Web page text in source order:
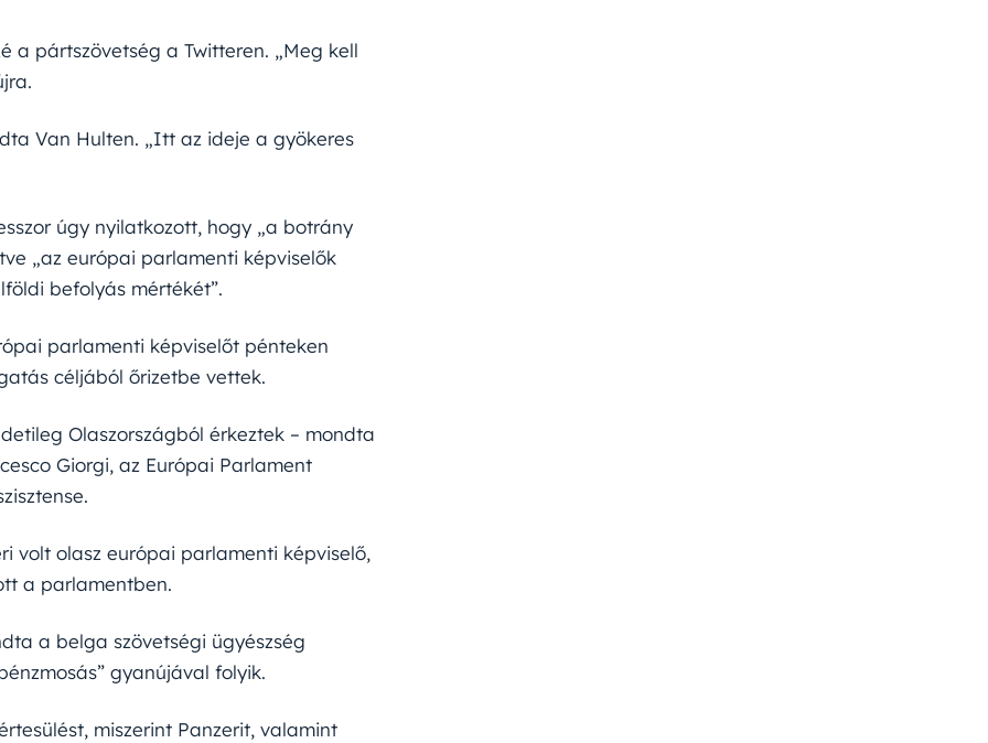
a pártszövetség a Twitteren. „Meg kell
Van Hulten. „Itt az ideje a gyökeres
úgy nyilatkozott, hogy „a botrány
„az európai parlamenti képviselők
befolyás mértékét”.
parlamenti képviselőt pénteken
céljából őrizetbe vettek.
Olaszországból érkeztek – mondta
Giorgi, az Európai Parlament
volt olasz európai parlamenti képviselő,
a parlamentben.
a belga szövetségi ügyészség
gyanújával folyik.
miszerint Panzerit, valamint